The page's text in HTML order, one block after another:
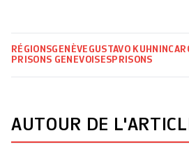
RÉGIONSGENÈVE GUSTAVO KUHN
PRISONS GENEVOISES PRISONS
AUTOUR DE